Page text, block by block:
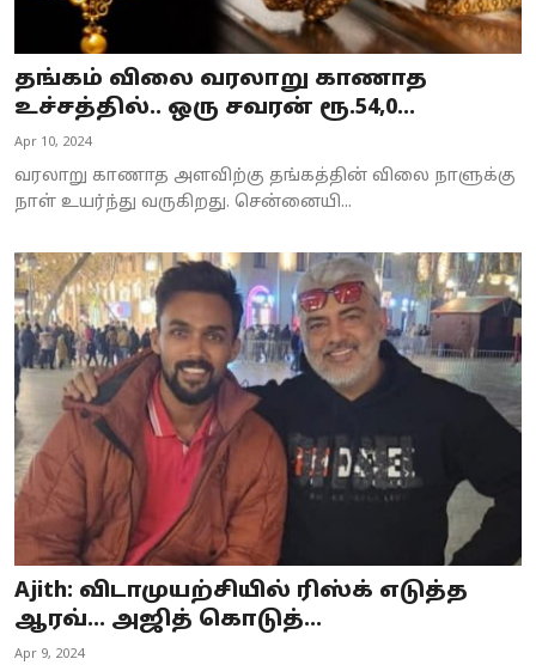
தங்கம் விலை வரலாறு காணாத
உச்சத்தில்.. ஒரு சவரன் ரூ.54,0...
Apr 10, 2024
வரலாறு காணாத அளவிற்கு தங்கத்தின் விலை நாளுக்கு
நாள் உயர்ந்து வருகிறது. சென்னையி...
Ajith: விடாமுயற்சியில் ரிஸ்க் எடுத்த
ஆரவ்… அஜித் கொடுத்...
Apr 9, 2024